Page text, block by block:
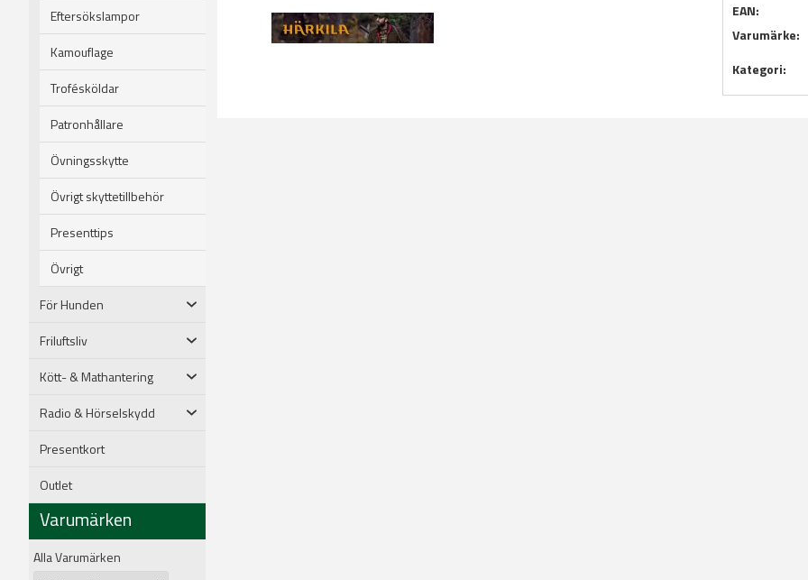
Eftersökslampor
Kamouflage
Trofésköldar
Patronhållare
Övningsskytte
Övrigt skyttetillbehör
Presenttips
Övrigt
För Hunden
Friluftsliv
Kött- & Mathantering
Radio & Hörselskydd
Presentkort
Outlet
Varumärken
Alla Varumärken
EAN:
Varumärke:
Kategori: